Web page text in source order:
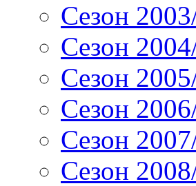
Сезон
Сезон
Сезон
Сезон
Сезон
Сезон